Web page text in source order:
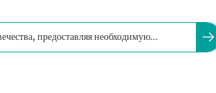
предоставляя необходимую